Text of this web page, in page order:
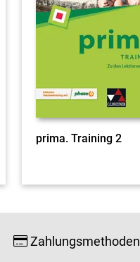
prima. Training 2
Zahlungsmethoden